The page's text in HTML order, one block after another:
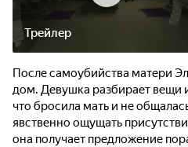
Трейлер
После самоубийства матери
дом. Девушка разбирает вещи
что бросила мать и не
явственно ощущать
она получает предложение